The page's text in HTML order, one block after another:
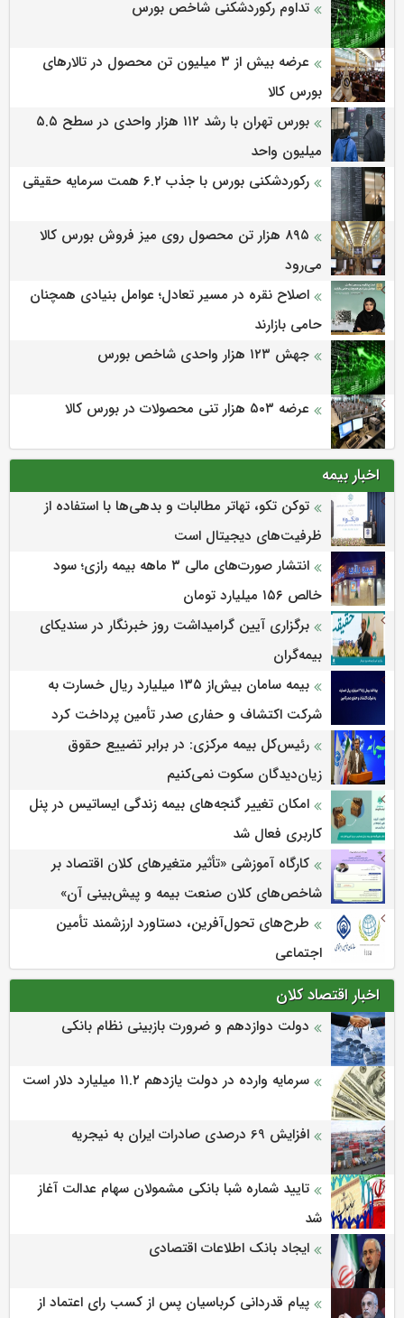
تداوم رکوردشکنی شاخص بورس
عرضه بیش از ۳ میلیون تن محصول در تالارهای
بورس کالا
بورس تهران با رشد ۱۱۲ هزار واحدی در سطح ۵.۵
میلیون واحد
رکوردشکنی بورس با جذب ۶.۲ همت سرمایه حقیقی
۸۹۵ هزار تن محصول روی میز فروش بورس کالا
می‌‌رود
اصلاح نقره در مسیر تعادل؛ عوامل بنیادی همچنان
حامی بازارند
جهش ۱۲۳ هزار واحدی شاخص بورس
عرضه ۵۰۳ هزار تنی محصولات در بورس کالا
اخبار بیمه
توکن تکو، تهاتر مطالبات و بدهی‌ها با استفاده از
ظرفیت‌های دیجیتال است
انتشار صورت‌های مالی ۳ ماهه بیمه رازی؛ سود
خالص ۱۵۶ میلیارد تومان
برگزاری آیین گرامیداشت روز خبرنگار در سندیکای
بیمه‌گران
بیمه سامان بیش‌از ۱۳۵ میلیارد ریال خسارت به
شرکت اکتشاف و حفاری صدر تأمین پرداخت کرد
رئیس‌کل بیمه مرکزی: در برابر تضییع حقوق
زیان‌دیدگان سکوت نمی‌کنیم
امکان تغییر گنجه‌های بیمه زندگی ایساتیس در پنل
کاربری فعال شد
كارگاه آموزشی «تأثیر متغیرهای كلان اقتصاد بر
شاخص‌های كلان صنعت بیمه و پیش‌بینی آن»
طرح‌های تحول‌آفرین، دستاورد ارزشمند تأمین
اجتماعی
اخبار اقتصاد کلان
دولت دوازدهم و ضرورت بازبینی نظام بانکی
سرمایه وارده در دولت یازدهم ۱۱.۲ میلیارد دلار است
افزایش 69 درصدی صادرات ایران به نیجریه
تایید شماره شبا بانکی مشمولان سهام عدالت آغاز
شد
ایجاد بانک اطلاعات اقتصادی
پیام قدردانی کرباسیان پس از کسب رای اعتماد از